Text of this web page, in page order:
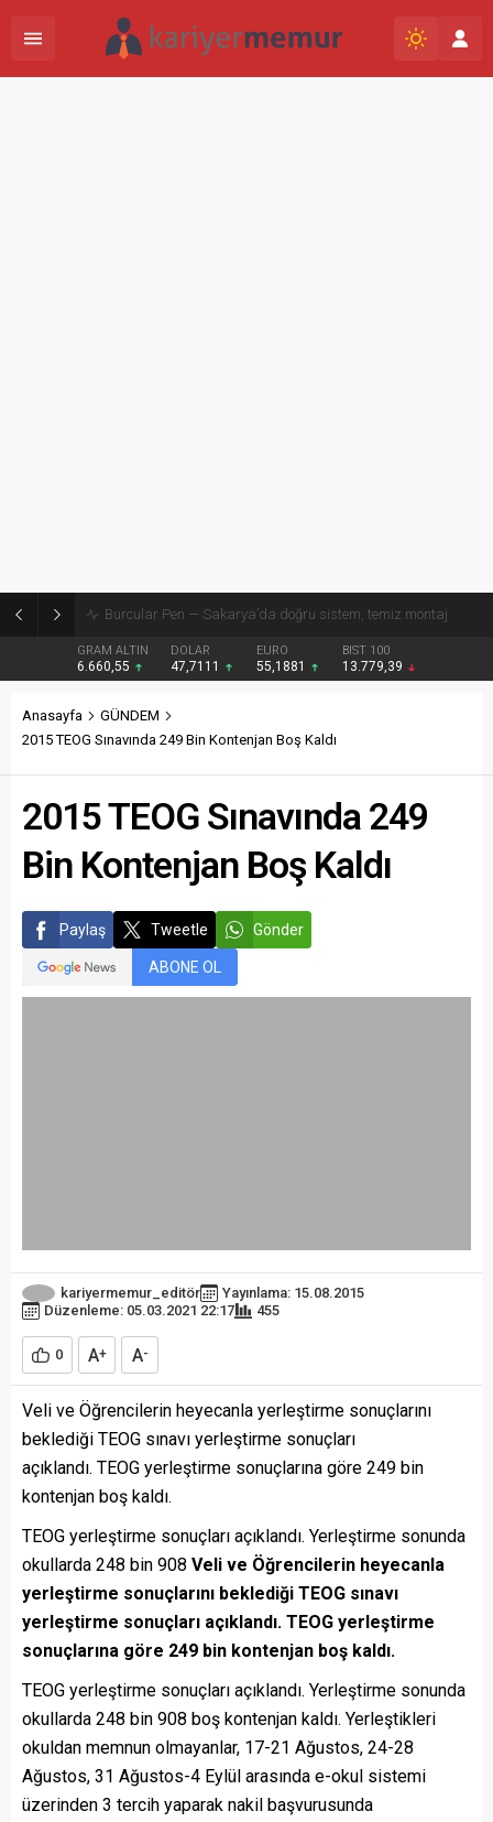
Burcular Pen — Sakarya’da doğru sistem, temiz montaj
GRAM ALTIN
6.660,55
DOLAR
47,7111
EURO
55,1881
BIST 100
13.779,39
Anasayfa
GÜNDEM
2015 TEOG Sınavında 249 Bin Kontenjan Boş Kaldı
2015 TEOG Sınavında 249
Bin Kontenjan Boş Kaldı
Paylaş Tweetle Gönder
ABONE OL
kariyermemur_editör
Yayınlama: 15.08.2015
Düzenleme: 05.03.2021 22:17
455
0 A+ A-
Veli ve Öğrencilerin heyecanla yerleştirme sonuçlarını
beklediği TEOG sınavı yerleştirme sonuçları
açıklandı. TEOG yerleştirme sonuçlarına göre 249 bin
kontenjan boş kaldı.
TEOG yerleştirme sonuçları açıklandı. Yerleştirme sonunda
okullarda 248 bin 908 Veli ve Öğrencilerin heyecanla
yerleştirme sonuçlarını beklediği TEOG sınavı
yerleştirme sonuçları açıklandı. TEOG yerleştirme
sonuçlarına göre 249 bin kontenjan boş kaldı.
TEOG yerleştirme sonuçları açıklandı. Yerleştirme sonunda
okullarda 248 bin 908 boş kontenjan kaldı. Yerleştikleri
okuldan memnun olmayanlar, 17-21 Ağustos, 24-28
Ağustos, 31 Ağustos-4 Eylül arasında e-okul sistemi
üzerinden 3 tercih yaparak nakil başvurusunda